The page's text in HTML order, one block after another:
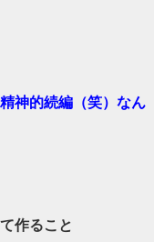
神的続編（笑）なん
作ること